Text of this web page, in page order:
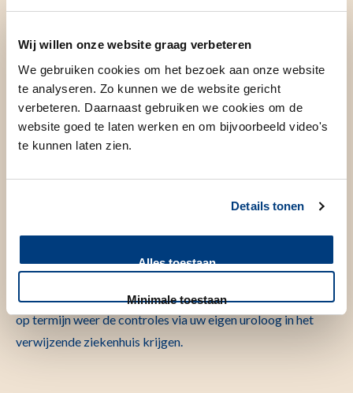
Wij willen onze website graag verbeteren
We gebruiken cookies om het bezoek aan onze website
te analyseren. Zo kunnen we de website gericht
verbeteren. Daarnaast gebruiken we cookies om de
website goed te laten werken en om bijvoorbeeld video's
te kunnen laten zien.
Details tonen
Alles toestaan
Minimale toestaan
het stadium van de ziekte, de klachten die u ervaart, uw
algehele toestand en conditie. Maar ook wat voor u
belangrijk is in het leven. Zo komen we tot een persoonlijk
behandelplan dat past bij uw situatie.
Nazorg
krijgen met verschillende vormen van nazorg. Dit is
ziekenhuizen voor behandeling van blaaskanker, zal u na
enkele eerste controles in het LUMC Blaaskankercentrum,
op termijn weer de controles via uw eigen uroloog in het
verwijzende ziekenhuis krijgen.